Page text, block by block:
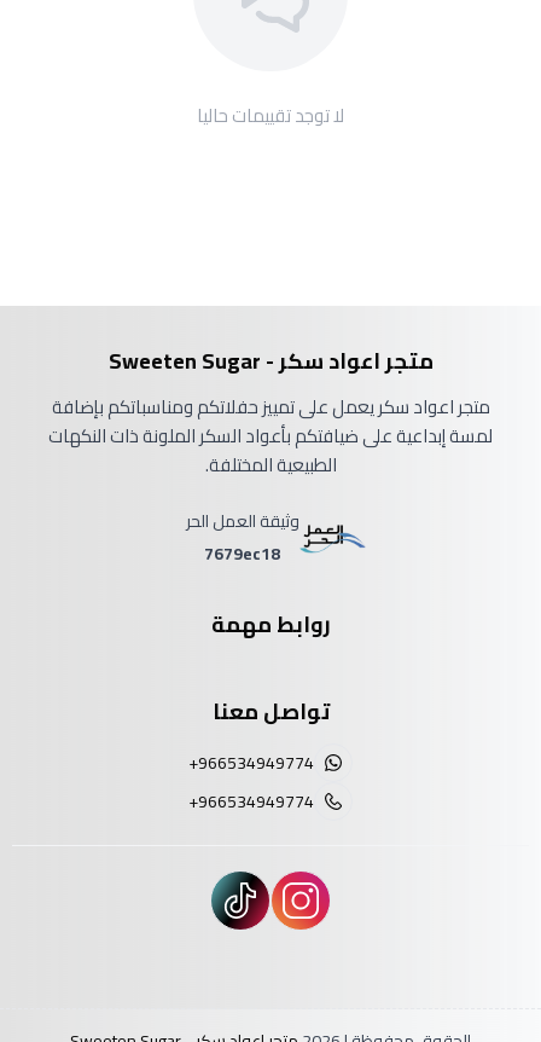
لا توجد تقييمات حاليا
متجر اعواد سكر - Sweeten Sugar
متجر اعواد سكر يعمل على تمييز حفلاتكم ومناسباتكم بإضافة
لمسة إبداعية على ضيافتكم بأعواد السكر الملونة ذات النكهات
الطبيعية المختلفة.
وثيقة العمل الحر
7679ec18
روابط مهمة
تواصل معنا
+966534949774
+966534949774